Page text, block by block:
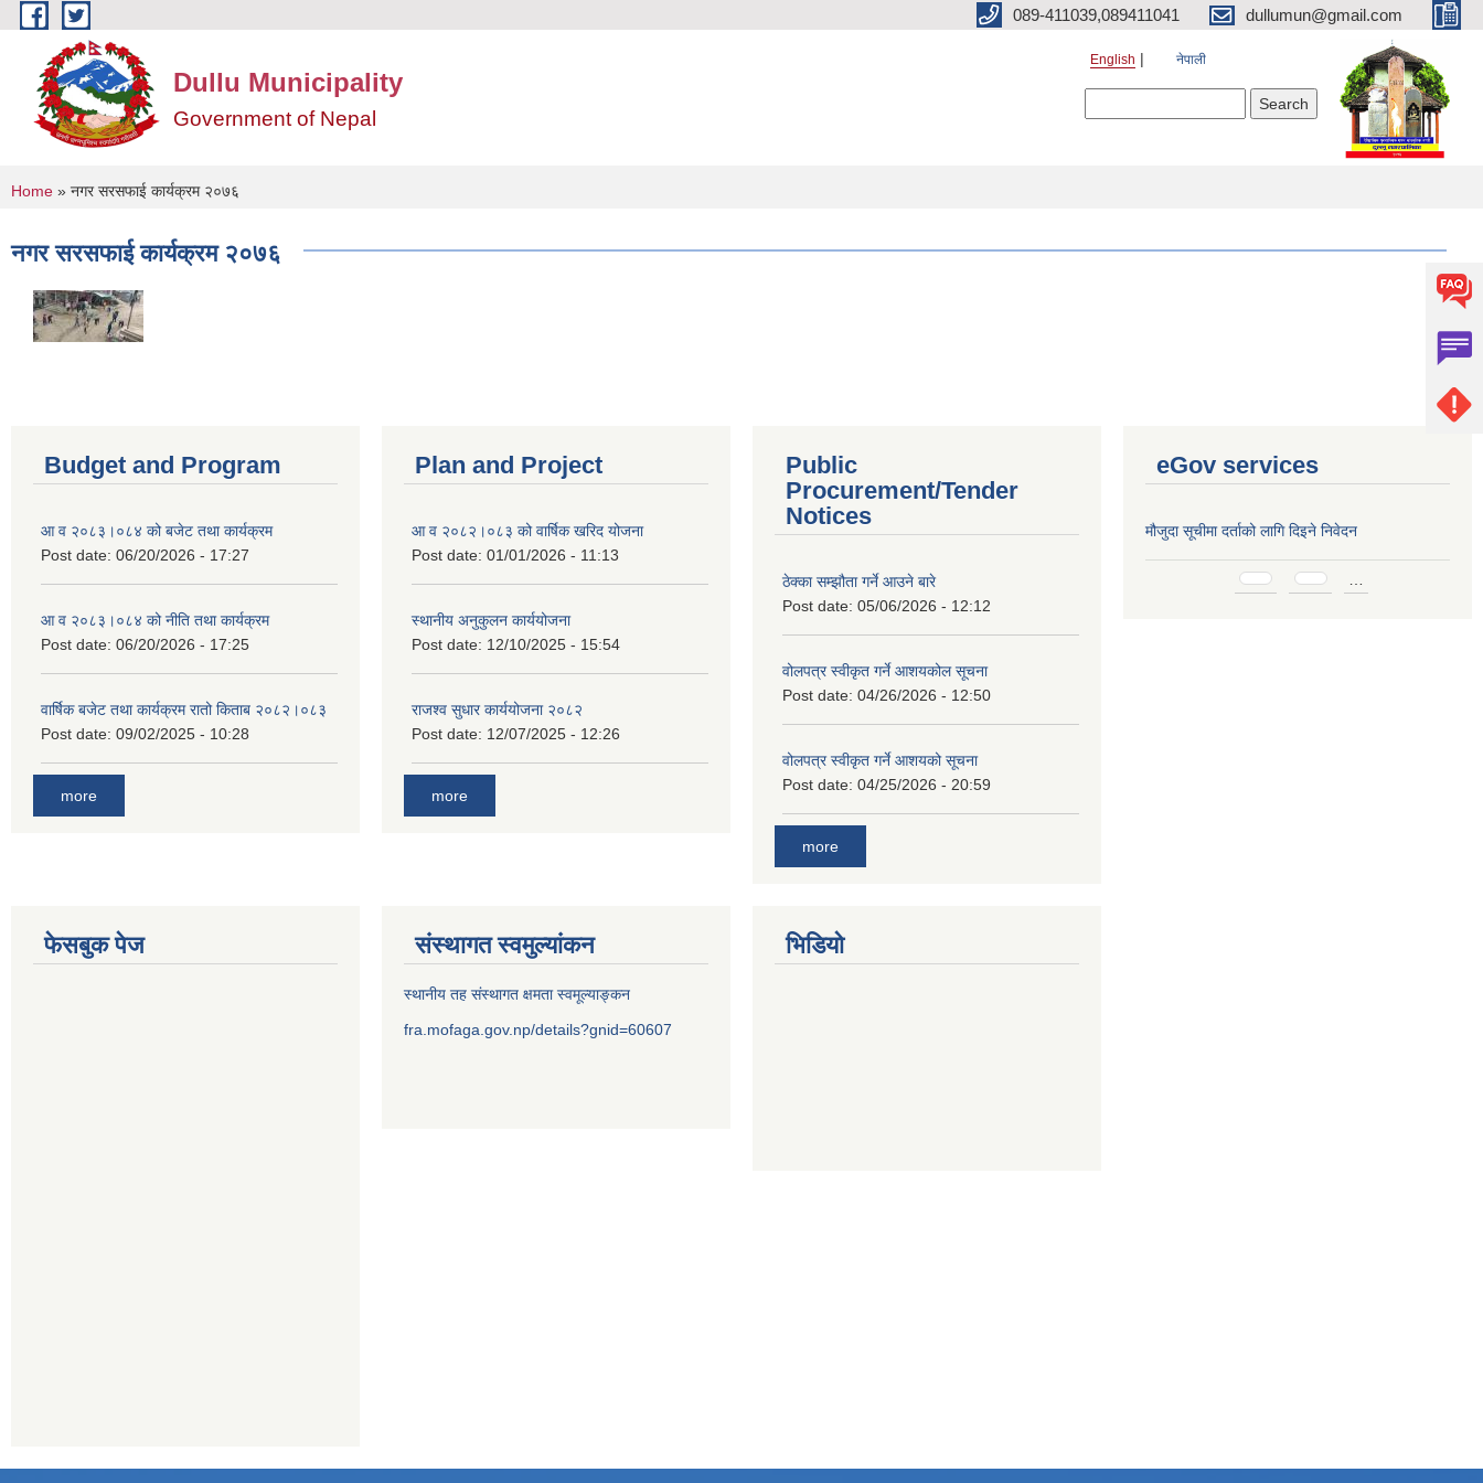
Skip to main content 089-411039,089411041 dullumun@gmail.com
Dullu Municipality
Government of Nepal
English नेपाली
You are here
Home » नगर सरसफाई कार्यक्रम २०७६
नगर सरसफाई कार्यक्रम २०७६
Budget and Program
आ व २०८३।०८४ को बजेट तथा कार्यक्रम
Post date: 06/20/2026 - 17:27
आ व २०८३।०८४ को नीति तथा कार्यक्रम
Post date: 06/20/2026 - 17:25
वार्षिक बजेट तथा कार्यक्रम रातो किताब २०८२।०८३
Post date: 09/02/2025 - 10:28
more
Plan and Project
आ व २०८२।०८३ को वार्षिक खरिद योजना
Post date: 01/01/2026 - 11:13
स्थानीय अनुकुलन कार्ययोजना
Post date: 12/10/2025 - 15:54
राजश्व सुधार कार्ययोजना २०८२
Post date: 12/07/2025 - 12:26
more
Public
Procurement/Tender
Notices
ठेक्का सम्झौता गर्ने आउने बारे
Post date: 05/06/2026 - 12:12
वोलपत्र स्वीकृत गर्ने आशयकोल सूचना
Post date: 04/26/2026 - 12:50
वोलपत्र स्वीकृत गर्ने आशयको सूचना
Post date: 04/25/2026 - 20:59
more
eGov services
मौजुदा सूचीमा दर्ताको लागि दिइने निवेदन
फेसबुक पेज संस्थागत स्वमुल्यांकन
स्थानीय तह संस्थागत क्षमता स्वमूल्याङ्कन
fra.mofaga.gov.np/details?gnid=60607
भिडियो